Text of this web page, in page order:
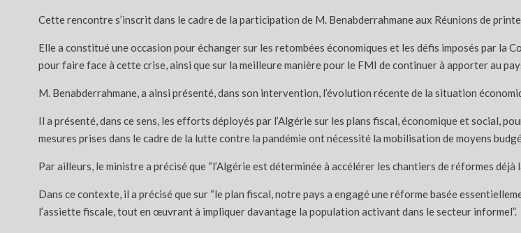
Cette rencontre s’inscrit dans le cadre de la participation de M. Benabderrahmane aux Réunions de
Elle a constitué une occasion pour échanger sur les retombées économiques et les défis imposés par la
pour faire face à cette crise, ainsi que sur la meilleure manière pour le FMI de continuer à apporter au
M. Benabderrahmane, a ainsi présenté, dans son intervention, l’évolution récente de la situation
Il a présenté, dans ce sens, les efforts déployés par l’Algérie sur les plans fiscal, économique et social,
mesures prises dans le cadre de la lutte contre la pandémie ont nécessité la mobilisation de moyens
Par ailleurs, le ministre a précisé que “l’Algérie est déterminée à accélérer les chantiers de réformes déjà
Dans ce contexte, il a précisé que sur “le plan fiscal, notre pays a engagé une réforme basée
l’assiette fiscale, tout en œuvrant à impliquer davantage la population activant dans le secteur informel”.